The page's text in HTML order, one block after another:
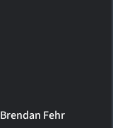
Brendan Fehr